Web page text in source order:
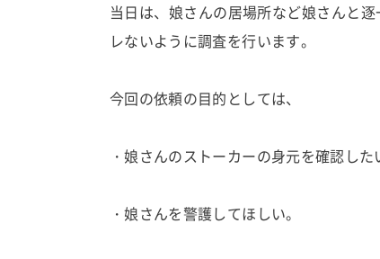
当日は、娘さんの居場所など娘さんと
レないように調査を行います。
今回の依頼の目的としては、
・娘さんのストーカーの身元を確認した
・娘さんを警護してほしい。